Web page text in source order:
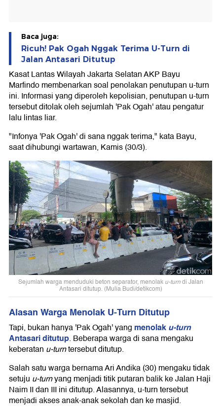
Baca juga:
Ricuh! Pak Ogah Nggak Terima U-Turn di
Jalan Antasari Ditutup
Kasat Lantas Wilayah Jakarta Selatan AKP Bayu
Marfindo membenarkan soal penolakan penutupan u-turn
ini. Informasi yang diperoleh kepolisian, penutupan u-turn
tersebut ditolak oleh sejumlah 'Pak Ogah' atau pengatur
lalu lintas liar.
"Infonya 'Pak Ogah' di sana nggak terima," kata Bayu,
saat dihubungi wartawan, Kamis (30/3).
Sejumlah warga menduduki beton separator, menolak u-turndi Jalan
Antasari ditutup. (Mulia Budi/detikcom)
Alasan Warga Menolak U-Turn Ditutup
Tapi, bukan hanya 'Pak Ogah' yang menolaku-turn
Antasari ditutup. Beberapa warga di sana mengaku
keberatan u-turntersebut ditutup.
Salah satu warga bernama Ari Andika (30) mengaku tidak
setuju u-turnyang menjadi titik putaran balik ke Jalan Haji
Naim II dan III ini ditutup. Alasannya, u-turn tersebut
menjadi akses anak-anak sekolah dan ke masjid.